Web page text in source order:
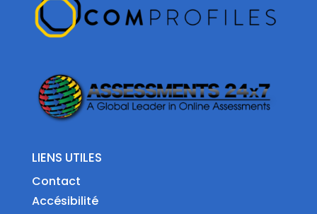
LIENS UTILES
Contact
Accésibilité